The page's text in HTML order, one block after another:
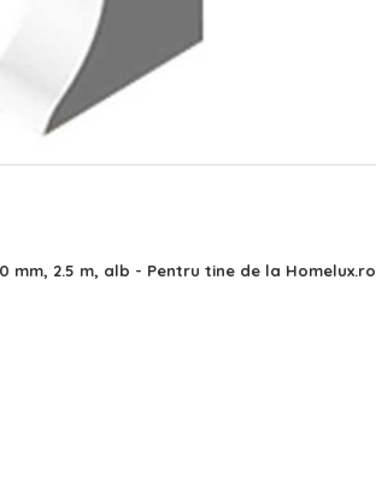
mm, 2.5 m, alb - Pentru tine de la Homelux.ro